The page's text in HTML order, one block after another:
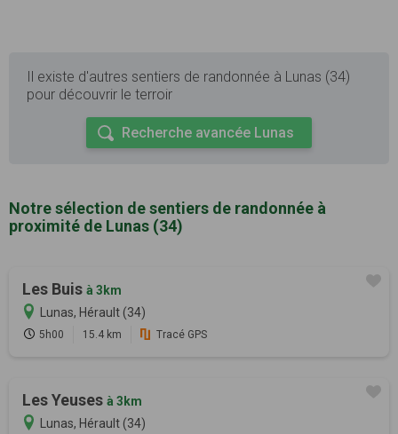
Il existe d'autres sentiers de randonnée à Lunas (34)
pour découvrir le terroir
Recherche avancée Lunas
Notre sélection de sentiers de randonnée à
proximité de Lunas (34)
Les Buis à 3km
Lunas, Hérault (34)
5h00 15.4 km Tracé GPS
Les Yeuses à 3km
Lunas, Hérault (34)